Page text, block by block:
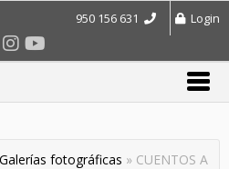
Login
950 156 631
Galerías fotográficas » CUENTOS A